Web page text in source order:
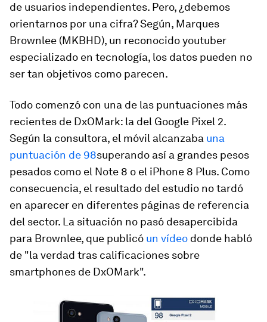
de usuarios independientes. Pero, ¿debemos
orientarnos por una cifra? Según, Marques
Brownlee (MKBHD), un reconocido youtuber
especializado en tecnología, los datos pueden no
ser tan objetivos como parecen.
Todo comenzó con una de las puntuaciones más
recientes de DxOMark: la del Google Pixel 2.
Según la consultora, el móvil alcanzaba una
puntuación de 98superando así a grandes pesos
pesados como el Note 8 o el iPhone 8 Plus. Como
consecuencia, el resultado del estudio no tardó
en aparecer en diferentes páginas de referencia
del sector. La situación no pasó desapercibida
para Brownlee, que publicó un vídeo donde habló
de "la verdad tras calificaciones sobre
smartphones de DxOMark".